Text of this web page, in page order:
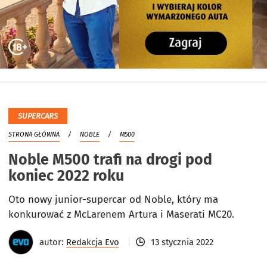
SUPERCARS
STRONA GŁÓWNA NOBLE M500
Noble M500 trafi na drogi pod
koniec 2022 roku
Oto nowy junior-supercar od Noble, który ma
konkurować z McLarenem Artura i Maserati MC20.
autor: Redakcja Evo 13 stycznia 2022